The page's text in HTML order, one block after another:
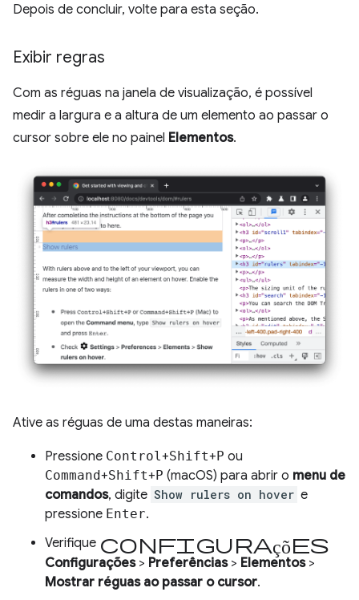
Depois de concluir, volte para esta seção.
Exibir regras
Com as réguas na janela de visualização, é possível
medir a largura e a altura de um elemento ao passar o
cursor sobre ele no painel Elementos.
Ative as réguas de uma destas maneiras:
Pressione Control+Shift+ P ou
Command+Shift+ P (macOS) para abrir o menu de
comandos, digite Show rulers on hover e
pressione Enter.
Verifique configurações
Configurações> Preferências> Elementos>
Mostrar réguas ao passar o cursor.